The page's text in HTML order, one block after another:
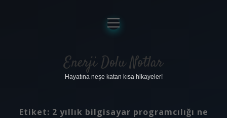
Anasayfa
Gizlilik Politikası
Yasal Uyarı
menüyü
aç
Enerji Dolu Notlar
Hayatına neşe katan kısa hikayeler!
Etiket: 2 yıllık bilgisayar programcılığı ne